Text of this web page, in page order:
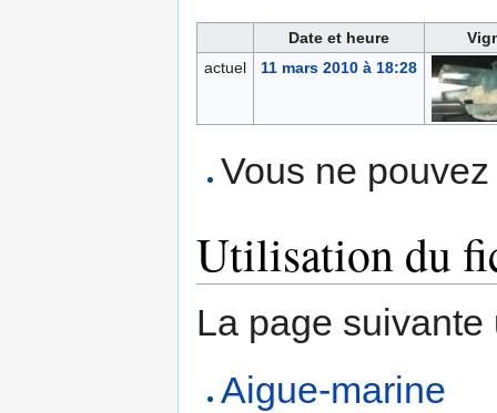
Date et heure
actuel
11 mars 2010 à 18:28
Vous ne
Utilisation du
La page
Aigue-marine